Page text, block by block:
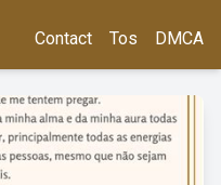
Contact Tos DMCA